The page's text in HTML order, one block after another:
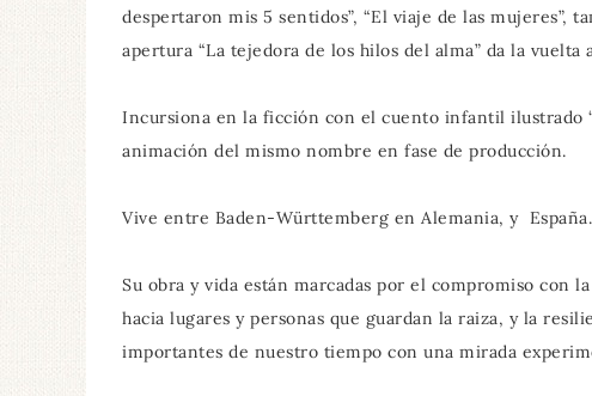
despertaron mis 5 sentidos”, “El viaje de las mujeres”,
apertura “La tejedora de los hilos del alma” da la vuelta
Incursiona en la ficción con el cuento infantil ilustrado
animación del mismo nombre en fase de producción.
Vive entre Baden-Württemberg en Alemania, y España.
Su obra y vida están marcadas por el compromiso con
hacia lugares y personas que guardan la raiza, y la
importantes de nuestro tiempo con una mirada